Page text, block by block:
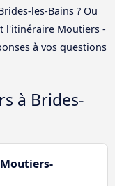
les-Bains ? Ou
l'itinéraire Moutiers -
à vos questions
à Brides-